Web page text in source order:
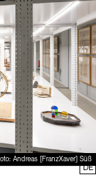
Andreas [FranzXaver] Süß
DE